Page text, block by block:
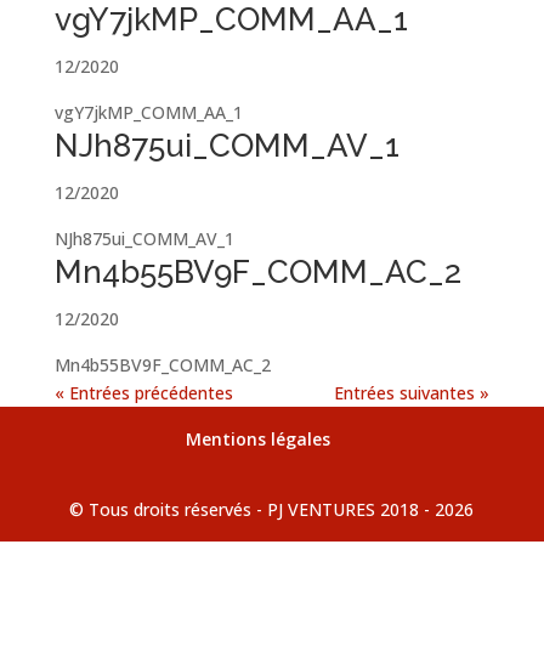
vgY7jkMP_COMM_AA_1
12/2020
vgY7jkMP_COMM_AA_1
NJh875ui_COMM_AV_1
12/2020
NJh875ui_COMM_AV_1
Mn4b55BV9F_COMM_AC_2
12/2020
Mn4b55BV9F_COMM_AC_2
« Entrées précédentes
Entrées suivantes »
Mentions légales
© Tous droits réservés - PJ VENTURES 2018 - 2026